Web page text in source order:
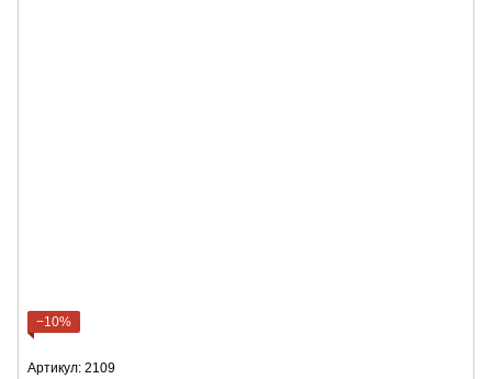
−10%
Артикул: 2109